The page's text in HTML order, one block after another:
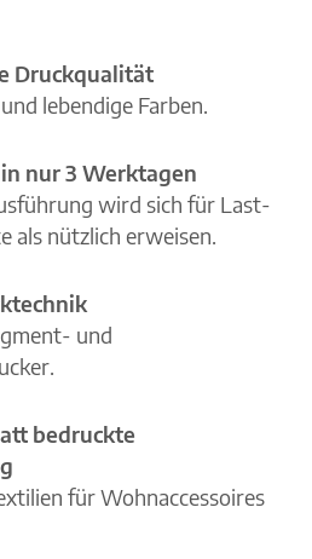
Druckqualität
lebendige Farben.
nur 3 Werktagen
wird sich für Last-
als nützlich erweisen.
und
bedruckte
für Wohnaccessoires